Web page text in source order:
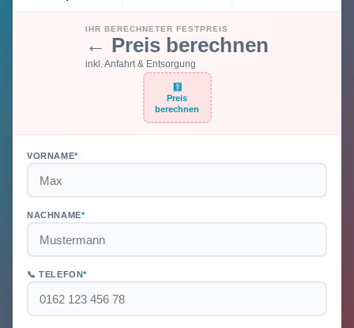
IHR BERECHNETER FESTPREIS
← Preis berechnen
inkl. Anfahrt & Entsorgung
🧮
Preis
berechnen
VORNAME*
NACHNAME*
📞 TELEFON*